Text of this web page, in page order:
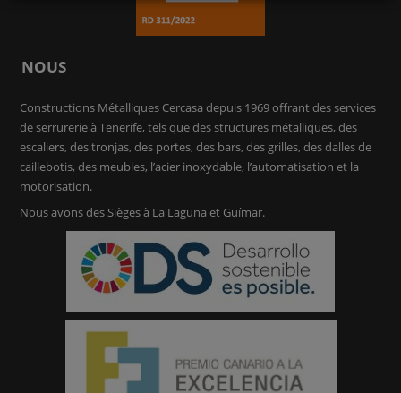
NOUS
Constructions Métalliques Cercasa depuis 1969 offrant des services
de serrurerie à Tenerife, tels que des structures métalliques, des
escaliers, des tronjas, des portes, des bars, des grilles, des dalles de
caillebotis, des meubles, l’acier inoxydable, l’automatisation et la
motorisation.
Nous avons des Sièges à La Laguna et Güímar.